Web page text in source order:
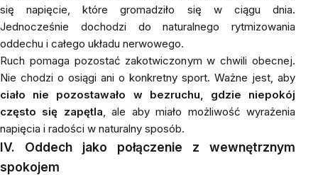
się napięcie, które gromadziło się w ciągu dnia.
Jednocześnie dochodzi do naturalnego rytmizowania
oddechu i całego układu nerwowego.
Ruch pomaga pozostać zakotwiczonym w chwili obecnej.
Nie chodzi o osiągi ani o konkretny sport. Ważne jest, aby
ciało nie pozostawało w bezruchu, gdzie niepokój
często się zapętla, ale aby miało możliwość wyrażenia
napięcia i radości w naturalny sposób.
IV. Oddech jako połączenie z wewnętrznym
spokojem